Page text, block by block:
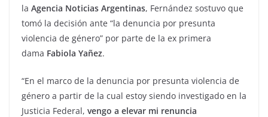
la Agencia Noticias Argentinas, Fernández sostuvo que
tomó la decisión ante “la denuncia por presunta
violencia de género” por parte de la ex primera
dama Fabiola Yañez.
“En el marco de la denuncia por presunta violencia de
género a partir de la cual estoy siendo investigado en la
Justicia Federal, vengo a elevar mi renuncia